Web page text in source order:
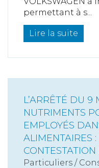
permettant à s...
Lire la suite
L’ARRÊTÉ DU
NUTRIMENTS
EMPLOYÉS
ALIMENTAIRES
CONTESTATION
Particuliers /